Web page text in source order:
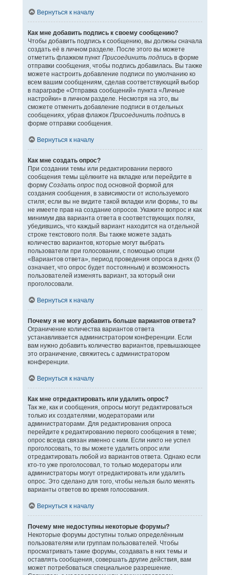
Вернуться к началу
Как мне добавить подпись к своему сообщению?
Чтобы добавить подпись к сообщению, вы должны сначала
создать её в личном разделе. После этого вы можете
отметить флажком пункт Присоединить подписьв форме
отправки сообщения, чтобы подпись добавилась. Вы также
можете настроить добавление подписи по умолчанию ко
всем вашим сообщениям, сделав соответствующий выбор
в параграфе «Отправка сообщений» пункта «Личные
настройки» в личном разделе. Несмотря на это, вы
сможете отменить добавление подписи в отдельных
сообщениях, убрав флажок Присоединить подписьв
форме отправки сообщения.
Вернуться к началу
Как мне создать опрос?
При создании темы или редактировании первого
сообщения темы щёлкните на вкладке или перейдите в
форму Создать опроспод основной формой для
создания сообщения, в зависимости от используемого
стиля; если вы не видите такой вкладки или формы, то вы
не имеете прав на создание опросов. Укажите вопрос и как
минимум два варианта ответа в соответствующих полях,
убедившись, что каждый вариант находится на отдельной
строке текстового поля. Вы также можете задать
количество вариантов, которые могут выбрать
пользователи при голосовании, с помощью опции
«Вариантов ответа», период проведения опроса в днях (0
означает, что опрос будет постоянным) и возможность
пользователей изменять вариант, за который они
проголосовали.
Вернуться к началу
Почему я не могу добавить больше вариантов ответа?
Ограничение количества вариантов ответа
устанавливается администратором конференции. Если
вам нужно добавить количество вариантов, превышающее
это ограничение, свяжитесь с администратором
конференции.
Вернуться к началу
Как мне отредактировать или удалить опрос?
Так же, как и сообщения, опросы могут редактироваться
только их создателями, модераторами или
администраторами. Для редактирования опроса
перейдите к редактированию первого сообщения в теме;
опрос всегда связан именно с ним. Если никто не успел
проголосовать, то вы можете удалить опрос или
отредактировать любой из вариантов ответа. Однако если
кто-то уже проголосовал, то только модераторы или
администраторы могут отредактировать или удалить
опрос. Это сделано для того, чтобы нельзя было менять
варианты ответов во время голосования.
Вернуться к началу
Почему мне недоступны некоторые форумы?
Некоторые форумы доступны только определённым
пользователям или группам пользователей. Чтобы
просматривать такие форумы, создавать в них темы и
оставлять сообщения, совершать другие действия, вам
может потребоваться специальное разрешение.